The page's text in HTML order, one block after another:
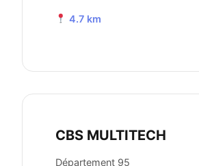
4.7 km
CBS MULTITECH
Département 95